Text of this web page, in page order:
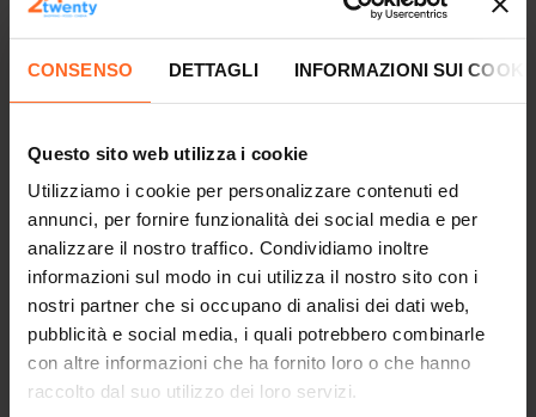
CONSENSO DETTAGLI INFORMAZIONI SUI
Questo sito web utilizza i cookie
Utilizziamo i cookie per personalizzare contenuti ed
annunci, per fornire funzionalità dei social media e per
analizzare il nostro traffico. Condividiamo inoltre
informazioni sul modo in cui utilizza il nostro sito con i
nostri partner che si occupano di analisi dei dati web,
pubblicità e social media, i quali potrebbero combinarle
con altre informazioni che ha fornito loro o che hanno
raccolto dal suo utilizzo dei loro servizi.
è necessario essere in possesso del certificato
verde* e prenotare presso il ristorante prescelto;
il certificato verde sarà verificato dal personale del
non sono ammesse più di 4 persone per tavolo;
la mascherina può essere tolta solo durante
la consumazione del pasto;
coloro che non sono in possesso di certificato verde
possono consumare il proprio pasto esclusivamente
nei tavoli esterni del terzo e quarto piano.
* Come previsto dall’Ordinanza Provinciale n. 20 del
23/04/2021